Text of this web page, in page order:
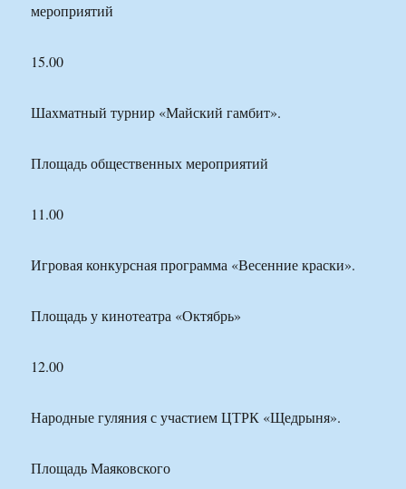
мероприятий
15.00
Шахматный турнир «Майский гамбит».
Площадь общественных мероприятий
11.00
Игровая конкурсная программа «Весенние краски».
Площадь у кинотеатра «Октябрь»
12.00
Народные гуляния с участием ЦТРК «Щедрыня».
Площадь Маяковского